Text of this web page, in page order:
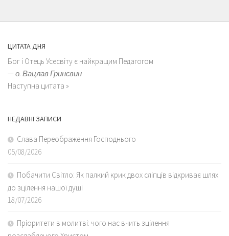
ЦИТАТА ДНЯ
Бог і Отець Усесвіту є найкращим Педагогом
—о. Вацлав Гринєвин
Наступна цитата »
НЕДАВНІ ЗАПИСИ
Слава Переображення Господнього
05/08/2026
Побачити Світло: Як палкий крик двох сліпців відкриває шлях
до зцілення нашої душі
18/07/2026
Пріоритети в молитві: чого нас вчить зцілення